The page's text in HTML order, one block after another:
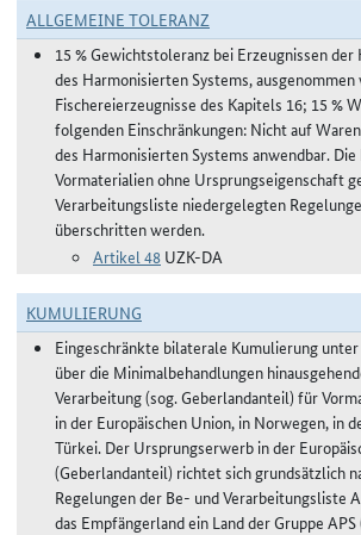
ALLGEMEINE TOLERANZ
15 % Gewichtstoleranz bei Erzeugnissen der
des Harmonisierten Systems,
Fischereierzeugnisse des Kapitels 16; 15 %
folgenden Einschränkungen: Nicht auf
des Harmonisierten Systems anwendbar.
Vormaterialien ohne Ursprungseigenschaft
Verarbeitungsliste niedergelegten
überschritten werden.
Artikel 48 UZK-DA
KUMULIERUNG
Eingeschränkte bilaterale Kumulierung
über die Minimalbehandlungen
Verarbeitung (sog. Geberlandanteil) für
in der Europäischen Union, in Norwegen, in
Türkei. Der Ursprungserwerb in der
(Geberlandanteil) richtet sich grundsätzlich
Regelungen der Be- und Verarbeitungsliste
das Empfängerland ein Land der Gruppe APS